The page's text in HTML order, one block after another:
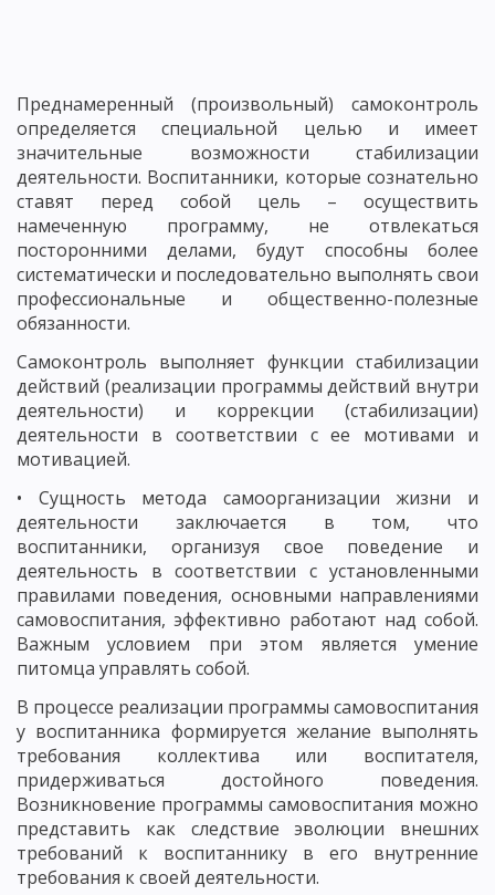
Преднамеренный (произвольный) самоконтроль
определяется специальной целью и имеет
значительные возможности стабилизации
деятельности. Воспитанники, которые сознательно
ставят перед собой цель – осуществить
намеченную программу, не отвлекаться
посторонними делами, будут способны более
систематически и последовательно выполнять свои
профессиональные и общественно-полезные
обязанности.
Самоконтроль выполняет функции стабилизации
действий (реализации программы действий внутри
деятельности) и коррекции (стабилизации)
деятельности в соответствии с ее мотивами и
мотивацией.
• Сущность метода самоорганизации жизни и
деятельности заключается в том, что
воспитанники, организуя свое поведение и
деятельность в соответствии с установленными
правилами поведения, основными направлениями
самовоспитания, эффективно работают над собой.
Важным условием при этом является умение
питомца управлять собой.
В процессе реализации программы самовоспитания
у воспитанника формируется желание выполнять
требования коллектива или воспитателя,
придерживаться достойного поведения.
Возникновение программы самовоспитания можно
представить как следствие эволюции внешних
требований к воспитаннику в его внутренние
требования к своей деятельности.